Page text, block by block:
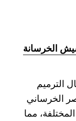
الخرسانة
الترميم
الخرساني
مما